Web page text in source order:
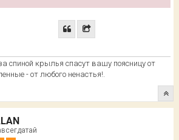
спиной крылья спасут вашу поясницу от
- от любого ненастья!.